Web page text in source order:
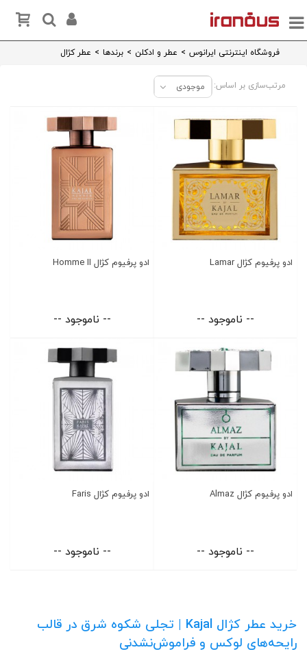
فروشگاه اینترنتی ایرانوس > عطر و ادکلن > برندها > عطر کژال
مرتب‌سازی بر اساس: موجودی
ادو پرفیوم کژال Lamar
-- ناموجود --
ادو پرفیوم کژال Homme II
-- ناموجود --
ادو پرفیوم کژال Almaz
-- ناموجود --
ادو پرفیوم کژال Faris
-- ناموجود --
خرید عطر کژال Kajal | تجلی شکوه شرق در قالب
رایحه‌های لوکس و فراموش‌نشدنی